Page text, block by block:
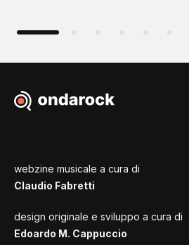
webzine musicale a cura di
Claudio Fabretti
design originale e sviluppo a cura di
Edoardo M. Cappuccio